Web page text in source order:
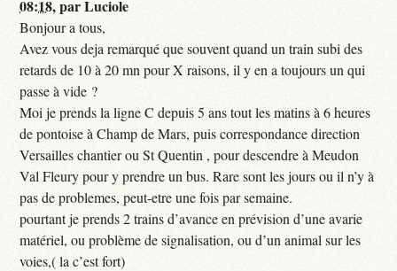
08:18,parLuciole
Bonjour a tous,
Avez vous deja remarqué que souvent quand un train subi des
retards de 10 à 20 mn pour X raisons, il y en a toujours un qui
passe à vide ?
Moi je prends la ligne C depuis 5 ans tout les matins à 6 heures
de pontoise à Champ de Mars, puis correspondance direction
Versailles chantier ou St Quentin , pour descendre à Meudon
Val Fleury pour y prendre un bus. Rare sont les jours ou il n’y à
pas de problemes, peut-etre une fois par semaine.
pourtant je prends 2 trains d’avance en prévision d’une avarie
matériel, ou problème de signalisation, ou d’un animal sur les
voies,( la c’est fort)